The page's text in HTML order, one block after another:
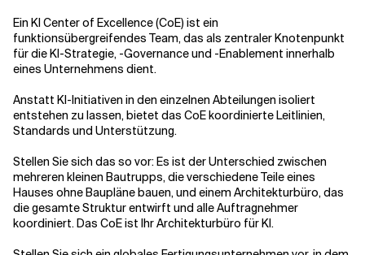
Ein KI Center of Excellence (CoE) ist ein
funktionsübergreifendes Team, das als zentraler Knotenpunkt
für die KI-Strategie, -Governance und -Enablement innerhalb
eines Unternehmens dient.
Anstatt KI-Initiativen in den einzelnen Abteilungen isoliert
entstehen zu lassen, bietet das CoE koordinierte Leitlinien,
Standards und Unterstützung.
Stellen Sie sich das so vor: Es ist der Unterschied zwischen
mehreren kleinen Bautrupps, die verschiedene Teile eines
Hauses ohne Baupläne bauen, und einem Architekturbüro, das
die gesamte Struktur entwirft und alle Auftragnehmer
koordiniert. Das CoE ist Ihr Architekturbüro für KI.